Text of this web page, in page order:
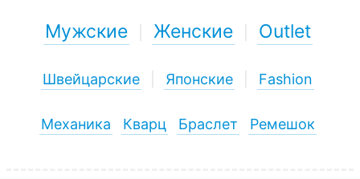
Мужские Женские Outlet
Швейцарские Японские Fashion
Механика Кварц Браслет Ремешок